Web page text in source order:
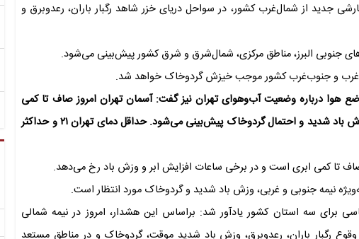
با ورود سامانه بارشی جدید از شمال‌غرب کشور، در سواحل دریای خزر شاهد رگبار باران، رعدوبرق و
جنوبی البرز، مناطق مرکزی، شمال‌شرق و شرق کشور پیش‌بینی می‌شود.
غرب و جنوب‌غرب کشور موجب خیزش گردوخاک خواهد شد.
هوا درباره وضعیت آب‌وهوای تهران نیز گفت: آسمان تهران امروز صاف تا کمی
ابری همراه با وزش باد خواهد بود و در برخی ساعات وزش باد شدید و احتمال گردوخاک پیش‌بینی می‌شود. حداقل دمای تهران ۲۱ و حداکثر
تا کمی ابری است و در برخی ساعات افزایش ابر و وزش باد رخ می‌دهد.
نیمه جنوبی و غربی، وزش باد شدید و گردوخاک مورد انتظار است.
برای سه استان کشور یادآور شد: براساس این هشدار، امروز در نیمه شمالی
وقوع رگبار باران، رعدوبرق، وزش باد شدید موقت، گردوخاک و در مناطق مستعد